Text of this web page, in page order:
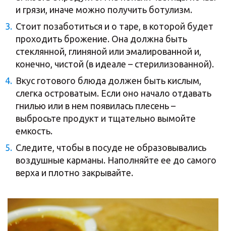
и грязи, иначе можно получить ботулизм.
Стоит позаботиться и о таре, в которой будет
проходить брожение. Она должна быть
стеклянной, глиняной или эмалированной и,
конечно, чистой (в идеале – стерилизованной).
Вкус готового блюда должен быть кислым,
слегка островатым. Если оно начало отдавать
гнилью или в нем появилась плесень –
выбросьте продукт и тщательно вымойте
емкость.
Следите, чтобы в посуде не образовывались
воздушные карманы. Наполняйте ее до самого
верха и плотно закрывайте.